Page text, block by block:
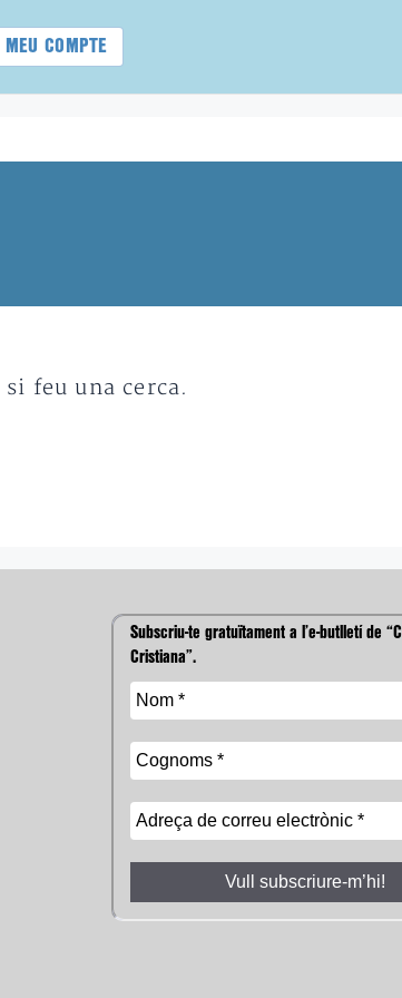
MEU COMPTE
feu una cerca.
Subscriu-te gratuïtament a l’e-butlletí de
Cristiana”.